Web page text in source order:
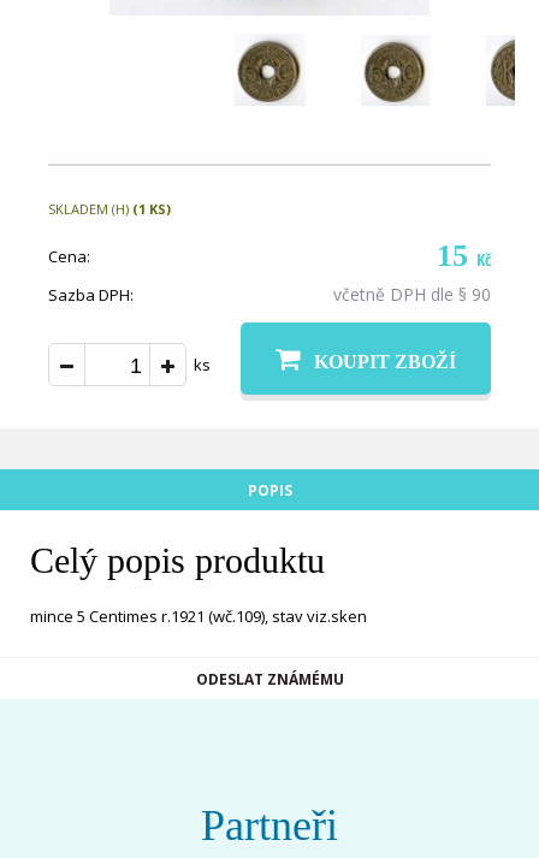
SKLADEM (H) (1 KS)
Cena: 15 Kč
Sazba DPH: včetně DPH dle § 90
ks KOUPIT ZBOŽÍ
POPIS
Celý popis produktu
mince 5 Centimes r.1921 (wč.109), stav viz.sken
ODESLAT ZNÁMÉMU
Partneři